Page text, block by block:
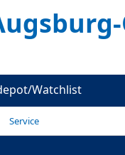
Watchlist
Service